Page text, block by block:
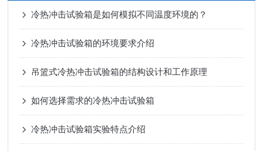
冷热冲击试验箱是如何模拟不同温度环境的？
冷热冲击试验箱的环境要求介绍
吊篮式冷热冲击试验箱的结构设计和工作原理
如何选择需求的冷热冲击试验箱
冷热冲击试验箱实验特点介绍